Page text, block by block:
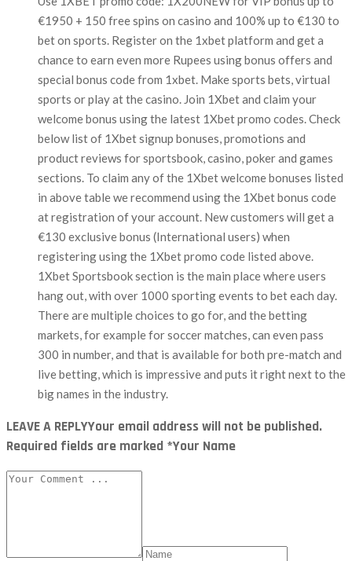
€1950 + 150 free spins on casino and 100% up to €130 to
bet on sports. Register on the 1xbet platform and get a
chance to earn even more Rupees using bonus offers and
special bonus code from 1xbet. Make sports bets, virtual
sports or play at the casino. Join 1Xbet and claim your
welcome bonus using the latest 1Xbet promo codes. Check
below list of 1Xbet signup bonuses, promotions and
product reviews for sportsbook, casino, poker and games
sections. To claim any of the 1Xbet welcome bonuses listed
in above table we recommend using the 1Xbet bonus code
at registration of your account. New customers will get a
€130 exclusive bonus (International users) when
registering using the 1Xbet promo code listed above.
1Xbet Sportsbook section is the main place where users
hang out, with over 1000 sporting events to bet each day.
There are multiple choices to go for, and the betting
markets, for example for soccer matches, can even pass
300 in number, and that is available for both pre-match and
live betting, which is impressive and puts it right next to the
big names in the industry.
LEAVE A REPLYYour email address will not be published.
Required fields are marked *Your Name